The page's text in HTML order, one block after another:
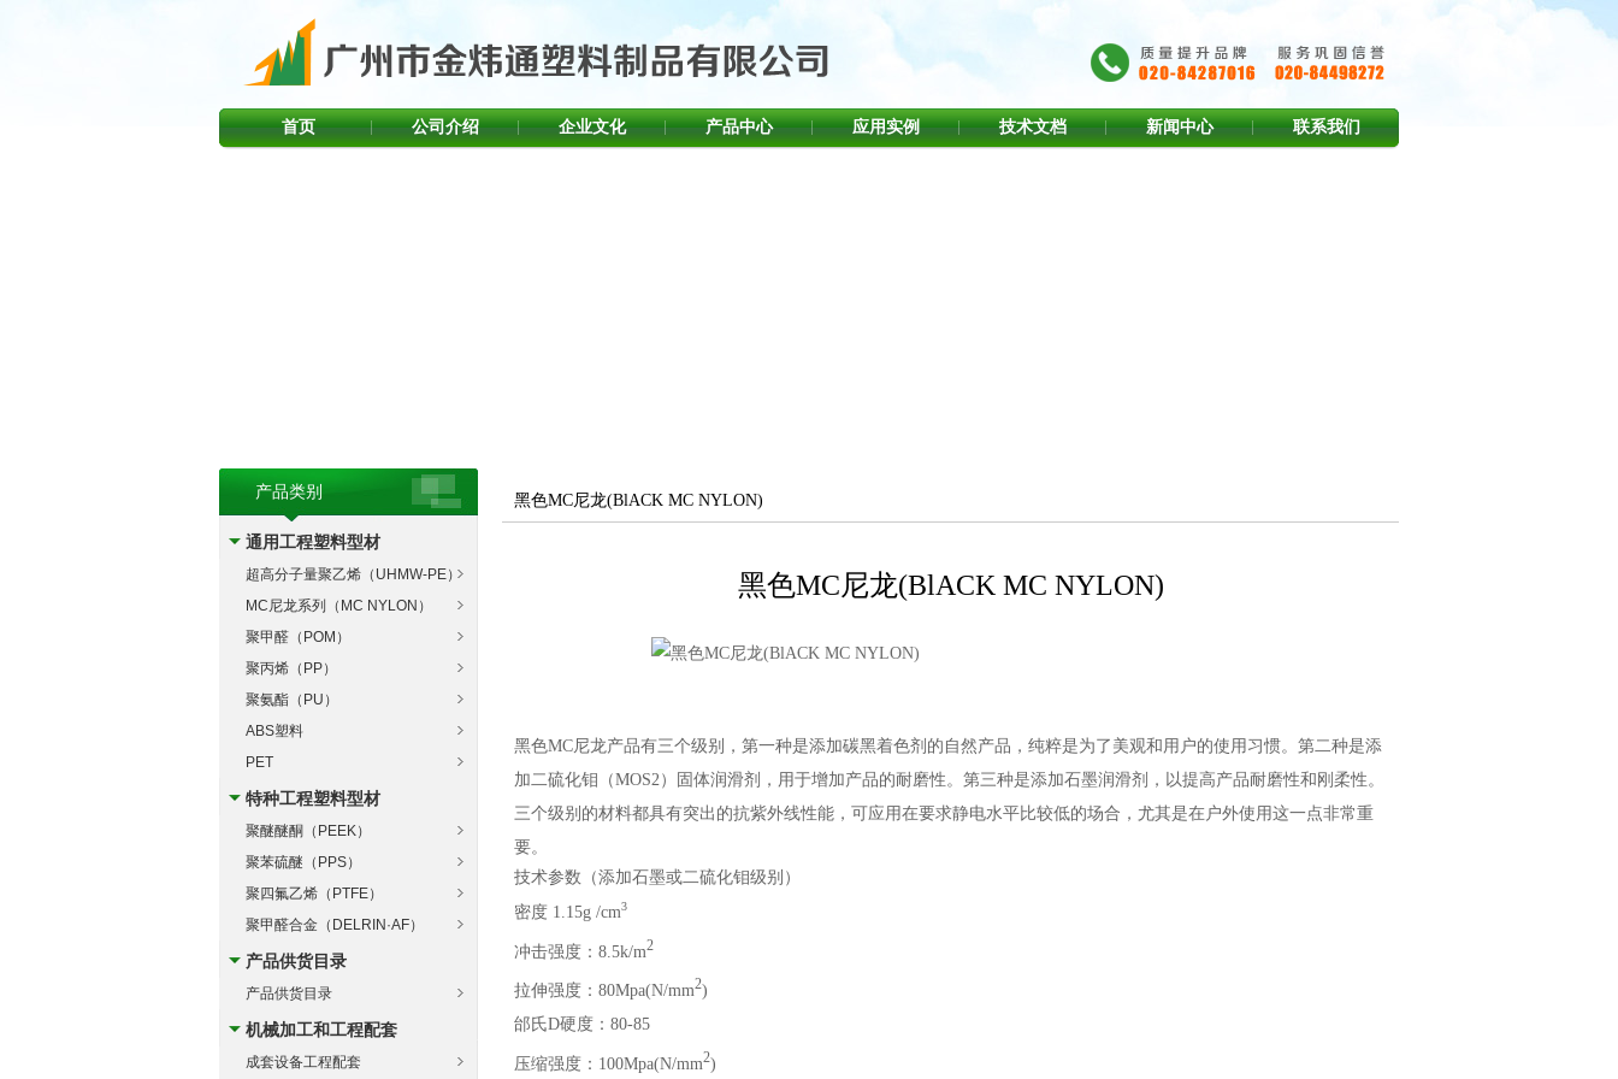
首页 公司介绍 企业文化 产品中心 应用实例 技术文档 新闻中心 联系我们
产品类别
通用工程塑料型材
超高分子量聚乙烯（UHMW-PE）
MC尼龙系列（MC NYLON）
聚甲醛（POM）
聚丙烯（PP）
聚氨酯（PU）
ABS塑料
PET
特种工程塑料型材
聚醚醚酮（PEEK）
聚苯硫醚（PPS）
聚四氟乙烯（PTFE）
聚甲醛合金（DELRIN·AF）
产品供货目录
产品供货目录
机械加工和工程配套
成套设备工程配套
黑色MC尼龙(BlACK MC NYLON)
黑色MC尼龙(BlACK MC NYLON)
黑色MC尼龙产品有三个级别，第一种是添加碳黑着色剂的自然产品，纯粹是为了美观和用户的使用习惯。第二种是添
加二硫化钼（MOS2）固体润滑剂，用于增加产品的耐磨性。第三种是添加石墨润滑剂，以提高产品耐磨性和刚柔性。
三个级别的材料都具有突出的抗紫外线性能，可应用在要求静电水平比较低的场合，尤其是在户外使用这一点非常重
要。
技术参数（添加石墨或二硫化钼级别）
密度 1.15g /cm3
冲击强度：8.5k/m2
拉伸强度：80Mpa(N/mm2)
邰氏D硬度：80-85
压缩强度：100Mpa(N/mm2)